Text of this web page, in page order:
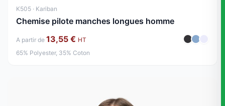
K505 · Kariban
Chemise pilote manches longues homme
A partir de 13,55 € HT
65% Polyester, 35% Coton